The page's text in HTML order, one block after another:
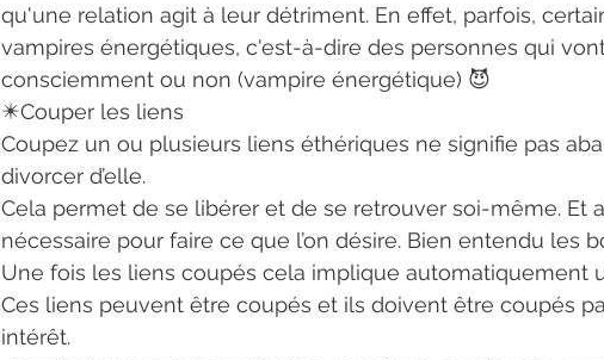
qu'une relation agit à leur détriment. En effet, parfois,
vampires énergétiques, c'est-à-dire des personnes qui
consciemment ou non (vampire énergétique) 😈
✴️Couper les liens
Coupez un ou plusieurs liens éthériques ne signifie pas
divorcer d’elle.
Cela permet de se libérer et de se retrouver soi-même. Et
nécessaire pour faire ce que l’on désire. Bien entendu les
Une fois les liens coupés cela implique automatiquement
Ces liens peuvent être coupés et ils doivent être coupés
intérêt.